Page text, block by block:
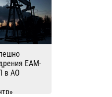
EAM-
в АО